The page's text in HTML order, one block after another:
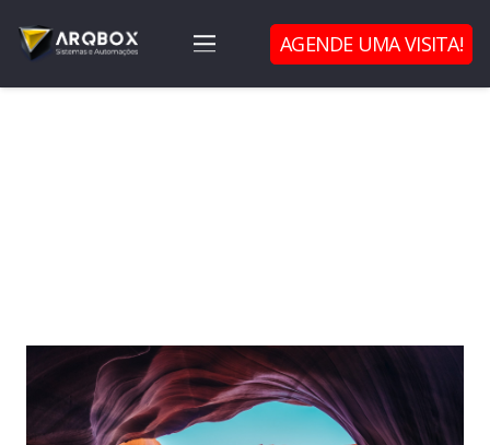
AGENDE UMA VISITA!